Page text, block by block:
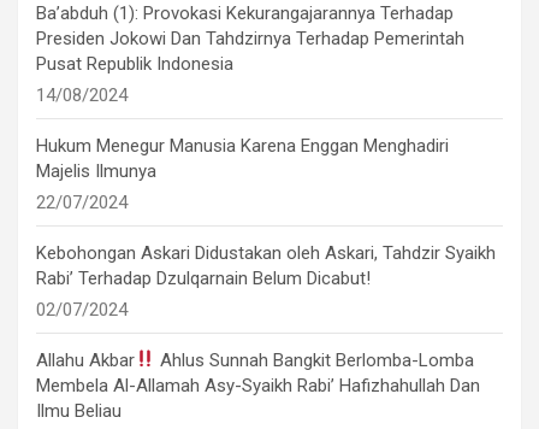
Ba’abduh (1): Provokasi Kekurangajarannya Terhadap
Presiden Jokowi Dan Tahdzirnya Terhadap Pemerintah
Pusat Republik Indonesia
14/08/2024
Hukum Menegur Manusia Karena Enggan Menghadiri
Majelis Ilmunya
22/07/2024
Kebohongan Askari Didustakan oleh Askari, Tahdzir Syaikh
Rabi’ Terhadap Dzulqarnain Belum Dicabut!
02/07/2024
Allahu Akbar
Ahlus Sunnah Bangkit Berlomba-Lomba
Membela Al-Allamah Asy-Syaikh Rabi’ Hafizhahullah Dan
Ilmu Beliau